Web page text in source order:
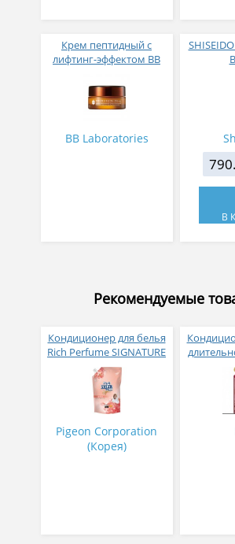
Крем пептидный с
лифтинг-эффектом BB
Lift Сream 40 г
BB Laboratories
для
В
Рекомендуемые
Кондиционер для белья
Rich Perfume SIGNATURE
парфюмированный
супер-концентрат с
ароматом Фиеста 1,6 л
Pigeon Corporation
(Корея)